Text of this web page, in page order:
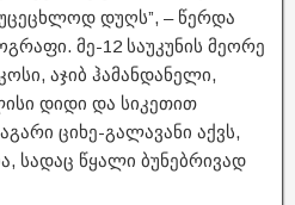
დუღს”, – წერდა
მე-12 საუკუნის მეორე
აჯიბ ჰამანდანელი,
დიდი და სიკეთით
ციხე-გალავანი აქვს,
სადაც წყალი ბუნებრივად